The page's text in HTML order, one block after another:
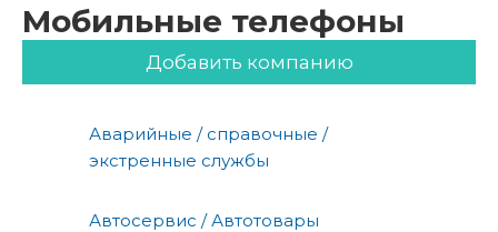
Мобильные телефоны
Добавить компанию
Аварийные / справочные /
экстренные службы
Автосервис / Автотовары